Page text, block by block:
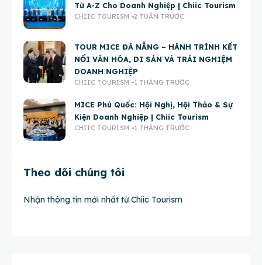
Từ A-Z Cho Doanh Nghiệp | Chiic Tourism
CHIIC TOURISM 2 TUẦN TRƯỚC
TOUR MICE ĐÀ NẴNG – HÀNH TRÌNH KẾT
NỐI VĂN HÓA, DI SẢN VÀ TRẢI NGHIỆM
DOANH NGHIỆP
CHIIC TOURISM 1 THÁNG TRƯỚC
MICE Phú Quốc: Hội Nghị, Hội Thảo & Sự
Kiện Doanh Nghiệp | Chiic Tourism
CHIIC TOURISM 1 THÁNG TRƯỚC
Theo dõi chúng tôi
Nhận thông tin mới nhất từ Chiic Tourism